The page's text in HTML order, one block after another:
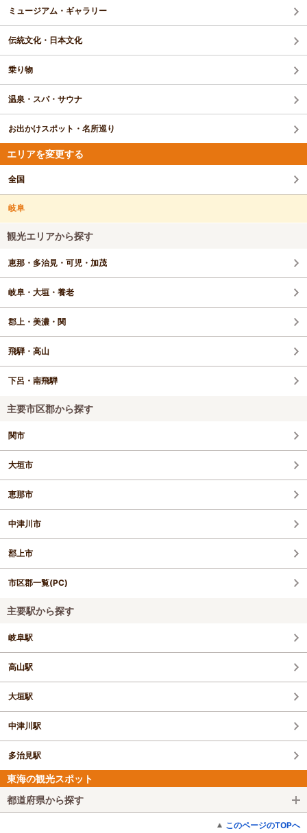
ミュージアム・ギャラリー
伝統文化・日本文化
乗り物
温泉・スパ・サウナ
お出かけスポット・名所巡り
エリアを変更する
全国
岐阜
観光エリアから探す
恵那・多治見・可児・加茂
岐阜・大垣・養老
郡上・美濃・関
飛騨・高山
下呂・南飛騨
主要市区郡から探す
関市
大垣市
恵那市
中津川市
郡上市
市区郡一覧(PC)
主要駅から探す
岐阜駅
高山駅
大垣駅
中津川駅
多治見駅
東海の観光スポット
都道府県から探す
このページのTOPへ